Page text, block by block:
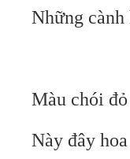
Những cành
Màu chói đỏ
Này đây